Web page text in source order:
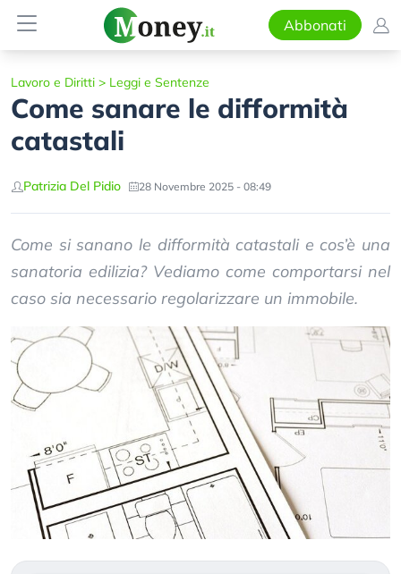
Abbonati
Lavoro e Diritti > Leggi e Sentenze
Come sanare le difformità
catastali
Patrizia Del Pidio 28 Novembre 2025 - 08:49
Come si sanano le difformità catastali e cos’è una
sanatoria edilizia? Vediamo come comportarsi nel
caso sia necessario regolarizzare un immobile.